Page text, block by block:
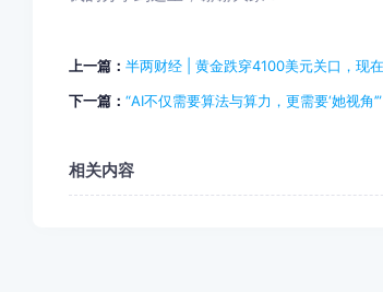
上一篇： 半两财经 | 黄金跌穿4100美元关口，现
下一篇： “AI不仅需要算法与算力，更需要‘她视角
相关内容